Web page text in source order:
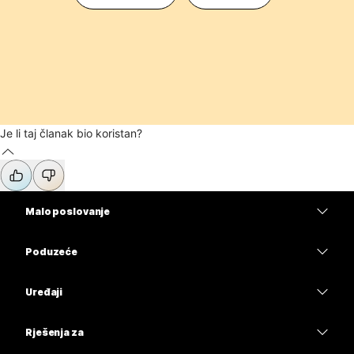
Je li taj članak bio koristan?
Malo poslovanje
Poduzeće
Uređaji
Rješenja za